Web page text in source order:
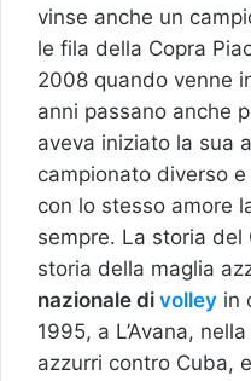
vinse anche un
le fila della Copra
2008 quando venne
anni passano anche
aveva iniziato la sua
campionato diverso
con lo stesso amore
sempre. La storia del
storia della maglia
nazionale di volley in
1995, a L’Avana,
azzurri contro Cuba,